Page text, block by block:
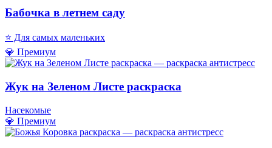
Бабочка в летнем саду
⭐ Для самых маленьких
💎 Премиум
Жук на Зеленом Листе раскраска
Насекомые
💎 Премиум